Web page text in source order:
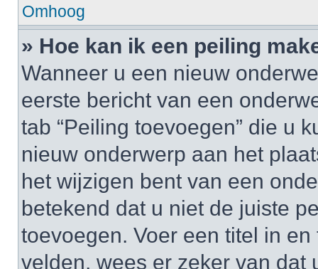
Omhoog
» Hoe kan ik een peiling
Wanneer u een nieuw
eerste bericht van een
tab “Peiling toevoegen” die u
nieuw onderwerp aan het
het wijzigen bent van een
betekend dat u niet de juiste
toevoegen. Voer een titel in
velden, wees er zeker van dat